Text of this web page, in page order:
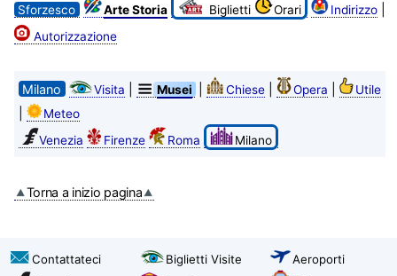
Sforzesco
Arte Storia Biglietti Orari Indirizzo|
Autorizzazione
Milano Visita Musei Chiese| Opera Utile
Meteo
Venezia
Firenze Roma Milano
Torna a inizio pagina
Contattateci
Biglietti Visite
Aeroporti